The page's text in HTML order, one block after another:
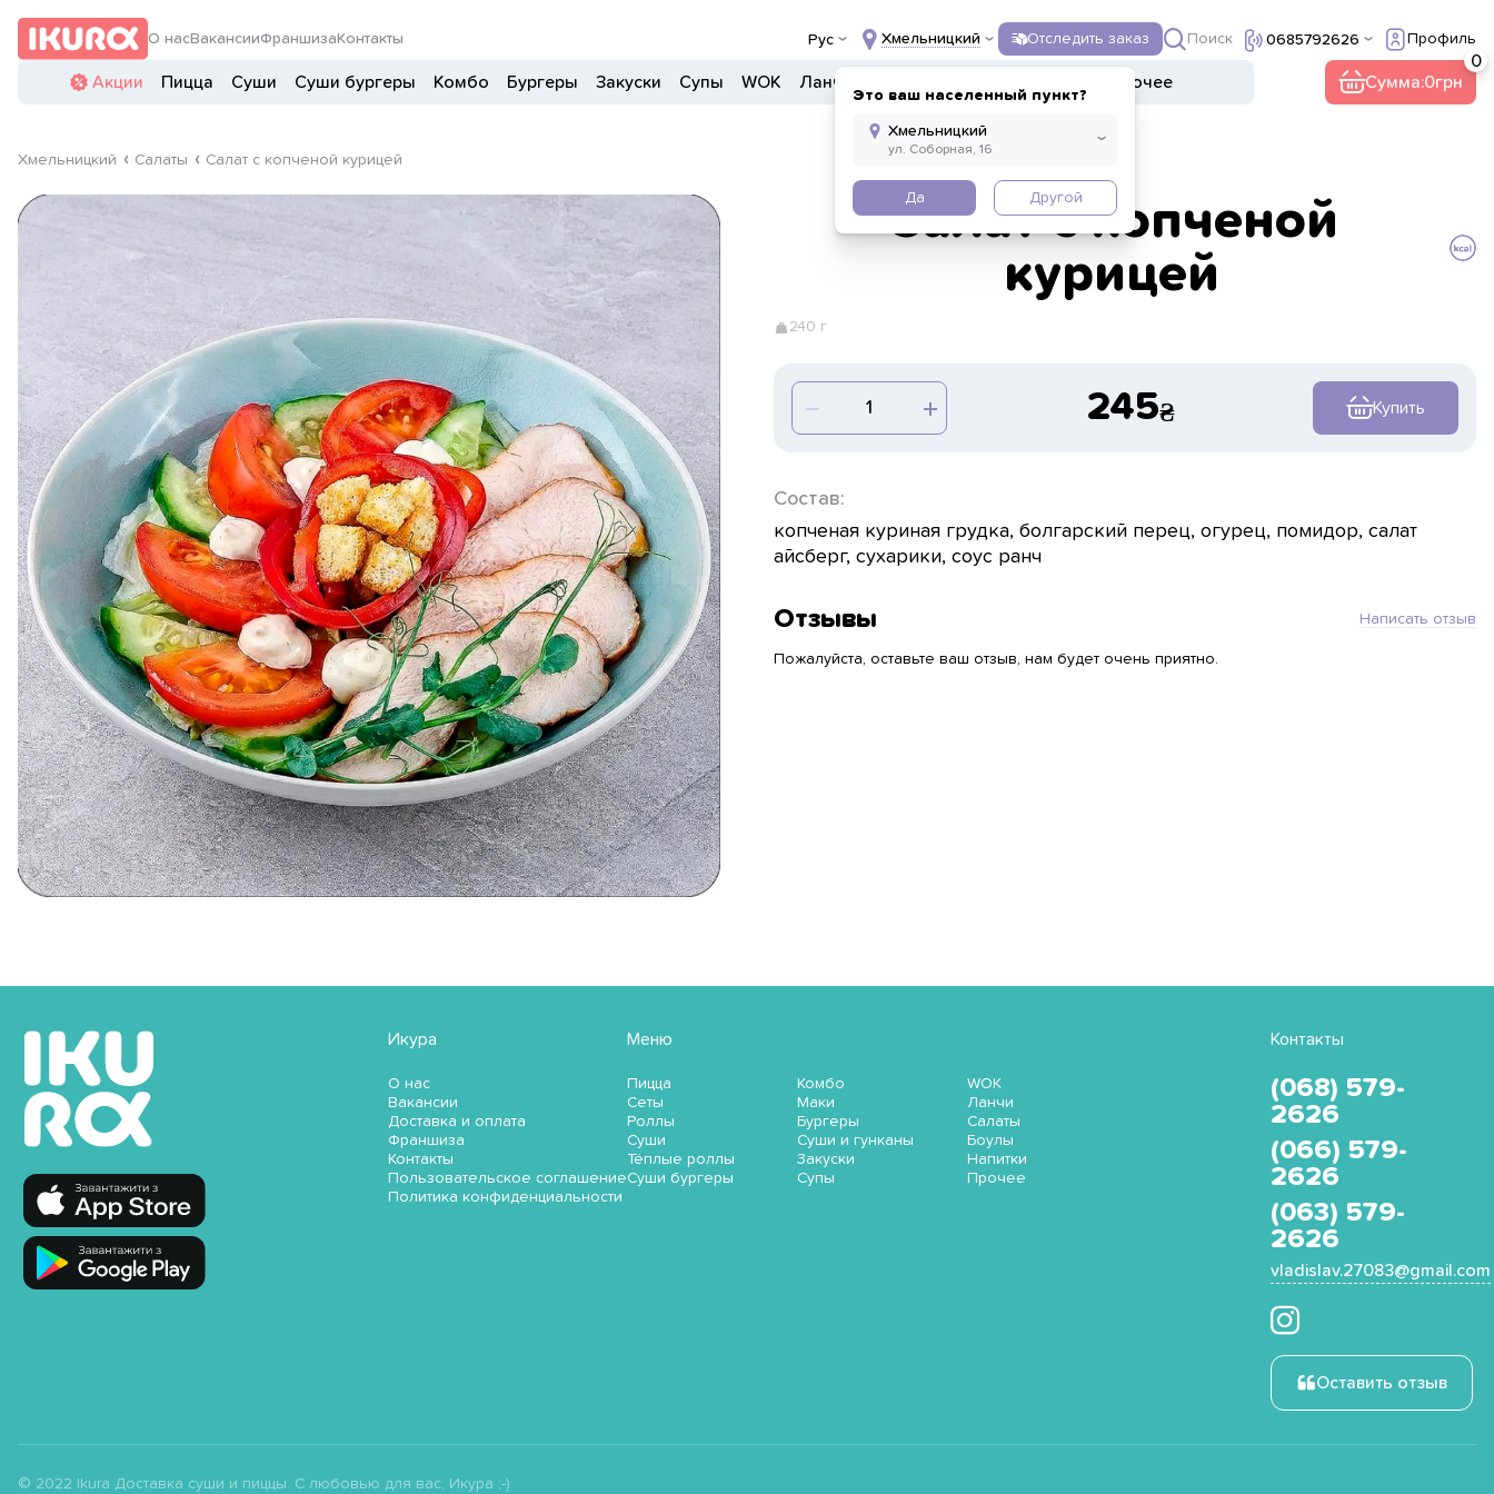
О насВакансииФраншиза Контакты Рус Хмельницкий
Это ваш населенный пункт?
Да Другой
Отследить заказ Поиск 0685792626 Профиль
Акции Пицца Суши Суши бургеры Комбо Бургеры Закуски Супы WOK Ланчи Прочее Сумма:0
Хмельницкий Салаты Салат с копченой курицей
Салат с копченой
курицей
240 г
245 Купить
Состав:
копченая куриная грудка, болгарский перец, огурец, помидор, салат
айсберг, сухарики, соус ранч
Отзывы Написать отзыв
Пожалуйста, оставьте ваш отзыв, нам будет очень приятно.
Икура
О нас
Вакансии
Доставка и оплата
Франшиза
Контакты
Пользовательское соглашение
Политика конфиденциальности
Меню
Пицца
Сеты
Роллы
Суши
Тёплые роллы
Суши бургеры
Комбо
Маки
Бургеры
Суши и гунканы
Закуски
Супы
WOK
Ланчи
Салаты
Боулы
Напитки
Прочее
Контакты
(068) 579-
2626
(066) 579-
2626
(063) 579-
2626
vladislav.27083@gmail.com
Оставить отзыв
© 2022 Ikura Доставка суши и пиццы. С любовью для вас, Икура ;-)